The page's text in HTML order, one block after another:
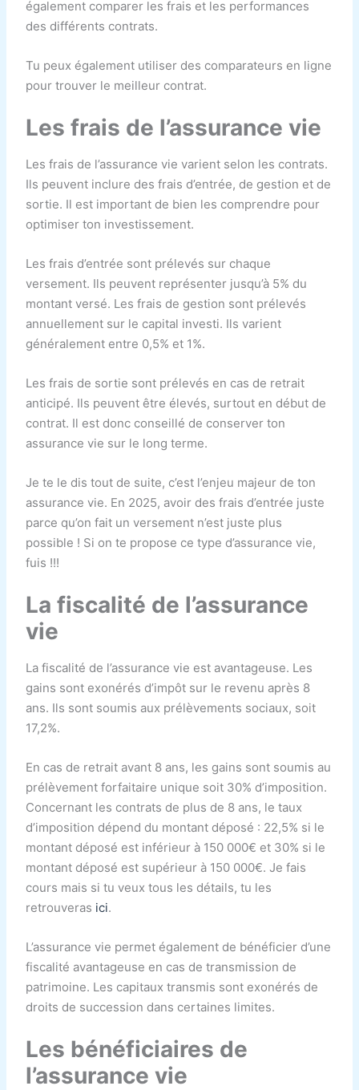
également comparer les frais et les performances
des différents contrats.
Tu peux également utiliser des comparateurs en ligne
pour trouver le meilleur contrat.
Les frais de l’assurance vie
Les frais de l’assurance vie varient selon les contrats.
Ils peuvent inclure des frais d’entrée, de gestion et de
sortie. Il est important de bien les comprendre pour
optimiser ton investissement.
Les frais d’entrée sont prélevés sur chaque
versement. Ils peuvent représenter jusqu’à 5% du
montant versé. Les frais de gestion sont prélevés
annuellement sur le capital investi. Ils varient
généralement entre 0,5% et 1%.
Les frais de sortie sont prélevés en cas de retrait
anticipé. Ils peuvent être élevés, surtout en début de
contrat. Il est donc conseillé de conserver ton
assurance vie sur le long terme.
Je te le dis tout de suite, c’est l’enjeu majeur de ton
assurance vie. En 2025, avoir des frais d’entrée juste
parce qu’on fait un versement n’est juste plus
possible ! Si on te propose ce type d’assurance vie,
fuis !!!
La fiscalité de l’assurance
vie
La fiscalité de l’assurance vie est avantageuse. Les
gains sont exonérés d’impôt sur le revenu après 8
ans. Ils sont soumis aux prélèvements sociaux, soit
17,2%.
En cas de retrait avant 8 ans, les gains sont soumis au
prélèvement forfaitaire unique soit 30% d’imposition.
Concernant les contrats de plus de 8 ans, le taux
d’imposition dépend du montant déposé : 22,5% si le
montant déposé est inférieur à 150 000€ et 30% si le
montant déposé est supérieur à 150 000€. Je fais
cours mais si tu veux tous les détails, tu les
retrouveras ici.
L’assurance vie permet également de bénéficier d’une
fiscalité avantageuse en cas de transmission de
patrimoine. Les capitaux transmis sont exonérés de
droits de succession dans certaines limites.
Les bénéficiaires de
l’assurance vie